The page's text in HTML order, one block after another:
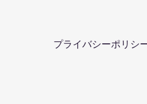
プライバシーポリシ